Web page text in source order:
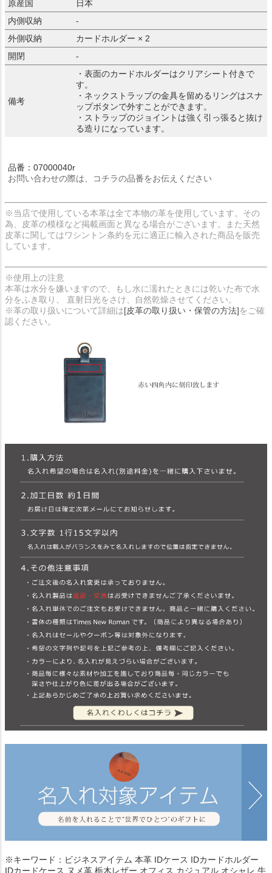
原産国
日本
内側収納
-
外側収納
カードホルダー × 2
開閉
-
備考
・表面のカードホルダーはクリアシート付きで
す。
・ネックストラップの金具を留めるリングはスナ
ップボタンで外すことができます。
・ストラップのジョイントは強く引っ張ると抜け
る造りになっています。
品番：07000040r
お問い合わせの際は、コチラの品番をお伝えください
※当店で使用している本革は全て本物の革を使用しています。その
為、皮革の模様など掲載画面と異なる場合がございます。また天然
皮革に関してはワシントン条約を元に適正に輸入された商品を販売
しています。
※使用上の注意
本革は水分を嫌いますので、もし水に濡れたときには乾いた布で水
分をふき取り、 直射日光をさけ、自然乾燥させてください。
※革の取り扱いについて詳細は[皮革の取り扱い・保管の方法]をご確
認ください。
※キーワード：ビジネスアイテム 本革 IDケース IDカードホルダー
IDカードケース ヌメ革 栃木レザー オフィス カジュアル オシャレ 牛